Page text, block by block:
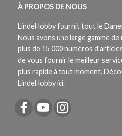
À PROPOS DE NOUS
LindeHobby fournit tout le
Nous avons une large gamme
plus de 15 000 numéros
de vous fournir le meilleur
plus rapide à tout moment.
LindeHobby ici.